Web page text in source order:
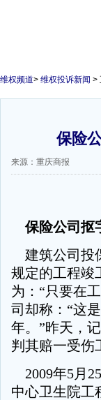
维权频道> 维权投诉新闻 >
保险
来源：重庆商报
保险公司抠
建筑公司投
规定的工程竣
为：“只要在
司却称：“这
年。”昨天，
判其赔一受伤
2009年5月
中心卫生院工